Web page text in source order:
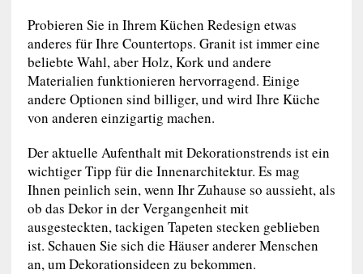
Probieren Sie in Ihrem Küchen Redesign etwas
anderes für Ihre Countertops. Granit ist immer eine
beliebte Wahl, aber Holz, Kork und andere
Materialien funktionieren hervorragend. Einige
andere Optionen sind billiger, und wird Ihre Küche
von anderen einzigartig machen.
Der aktuelle Aufenthalt mit Dekorationstrends ist ein
wichtiger Tipp für die Innenarchitektur. Es mag
Ihnen peinlich sein, wenn Ihr Zuhause so aussieht, als
ob das Dekor in der Vergangenheit mit
ausgesteckten, tackigen Tapeten stecken geblieben
ist. Schauen Sie sich die Häuser anderer Menschen
an, um Dekorationsideen zu bekommen.